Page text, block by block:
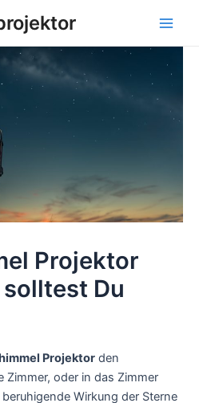
Projektor
Du
Projektor den
Zimmer, oder in das Zimmer
Wirkung der Sterne